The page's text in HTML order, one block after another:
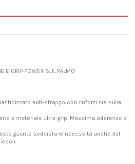
E GRIP-POWER SUL PALMO
anti-strappo con rinforzi sia sulle
e materiale ultra-grip. Massima aderenza e
guanto soddisfa le necessità anche del